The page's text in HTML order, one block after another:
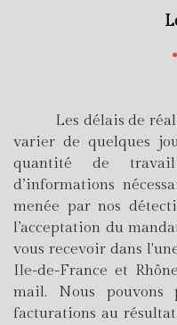
Les délais de
varier de quelques
quantité de
d’informations
menée par nos
l’acceptation du
vous recevoir dans
Ile-de-France et
mail. Nous pouvons
facturations au